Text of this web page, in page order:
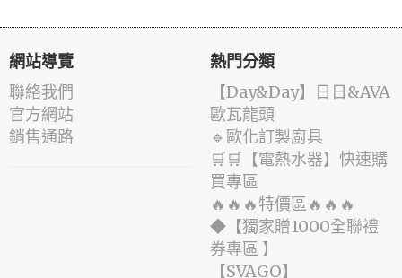
網站導覽
聯絡我們
官方網站
銷售通路
熱門分類
️【Day&Day】️日日&AVA
歐瓦龍頭
🔹歐化訂製廚具
🛒🛒【電熱水器】快速購
買專區
🔥🔥🔥特價區🔥🔥🔥
◆【獨家贈1000全聯禮
券專區 】
️【SVAGO】️